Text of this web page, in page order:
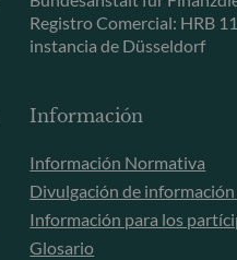
Registro Comercial: HRB
instancia de Düsseldorf
Información
Información Normativa
Divulgación de
Información para los
Glosario